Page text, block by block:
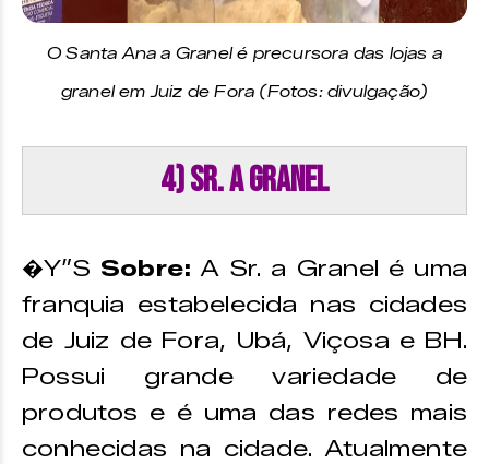
O Santa Ana a Granel é precursora das lojas a
granel em Juiz de Fora (Fotos: divulgação)
4) Sr. A Granel
�Y”S Sobre:A Sr. a Granel é uma
franquia estabelecida nas cidades
de Juiz de Fora, Ubá, Viçosa e BH.
Possui grande variedade de
produtos e é uma das redes mais
conhecidas na cidade. Atualmente